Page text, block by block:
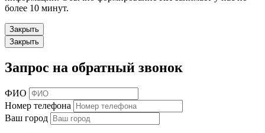
более 10 минут.
Закрыть
Закрыть
Запрос на обратный звонок
ФИО
Номер телефона
Ваш город